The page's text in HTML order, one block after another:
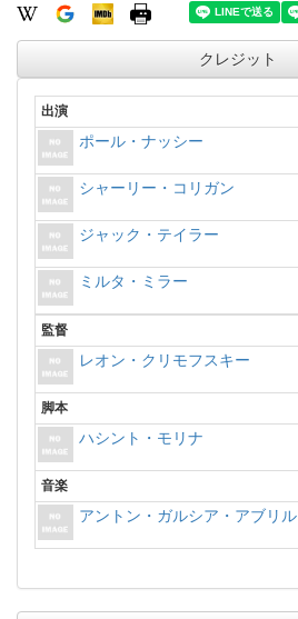
クレジット
出演
ポール・ナッシー
シャーリー・コリガン
ジャック・テイラー
ミルタ・ミラー
監督
レオン・クリモフスキー
脚本
ハシント・モリナ
音楽
アントン・ガルシア・アブリル